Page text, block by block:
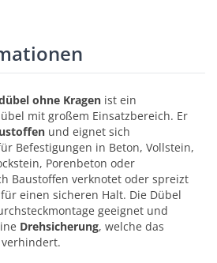
ohne Kragen ist ein
mit großem Einsatzbereich. Er
und eignet sich
Befestigungen in Beton, Vollstein,
Porenbeton oder
Baustoffen verknotet oder spreizt
einen sicheren Halt. Die Dübel
geeignet und
Drehsicherung, welche das